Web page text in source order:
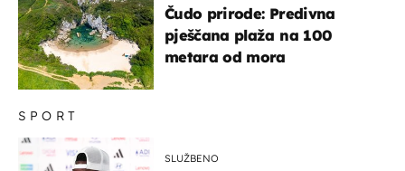
SPORT
SLUŽBENO
Čudo prirode: Predivna
pješčana plaža na 100
metara od mora